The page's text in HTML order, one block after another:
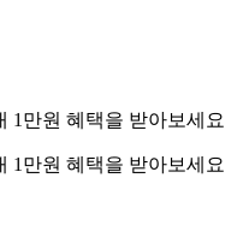
1만원 혜택을 받아보세요
1만원 혜택을 받아보세요